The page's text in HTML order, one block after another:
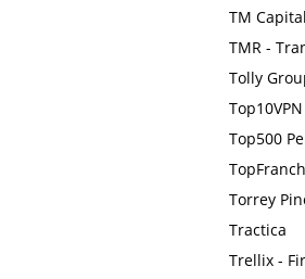
TM Capital
TMR -
Tolly
Top10VPN
Top500
Torrey
Tractica
Trellix -